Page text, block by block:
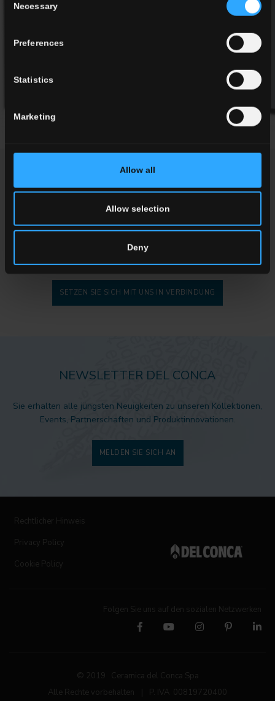
Selection
Necessary
Preferences
Statistics
Marketing
Allow all
Allow selection
Deny
FORDERN SIE INFORMATIONEN
Wandbelägen?
Suchen Sie einen Händler oder eine spezifische Lösung für Ihren
SETZEN SIE SICH MIT UNS IN VERBINDUNG
NEWSLETTER DEL CONCA
Sie erhalten alle jüngsten Neuigkeiten zu unseren Kollektionen,
Events, Partnerschaften und Produktinnovationen.
MELDEN SIE SICH AN
Rechtlicher Hinweis
Privacy Policy
Cookie Policy
Folgen Sie uns auf den sozialen Netzwerken
© 2019 Ceramica del Conca Spa
Alle Rechte vorbehalten
P. IVA 00819720400